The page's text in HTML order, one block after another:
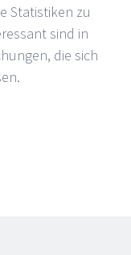
Statistiken zu
sind in
die sich